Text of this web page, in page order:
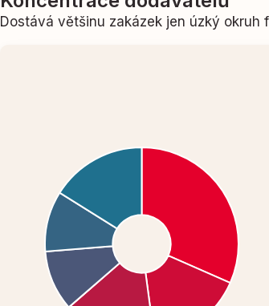
Dostává většinu zakázek jen úzký okruh